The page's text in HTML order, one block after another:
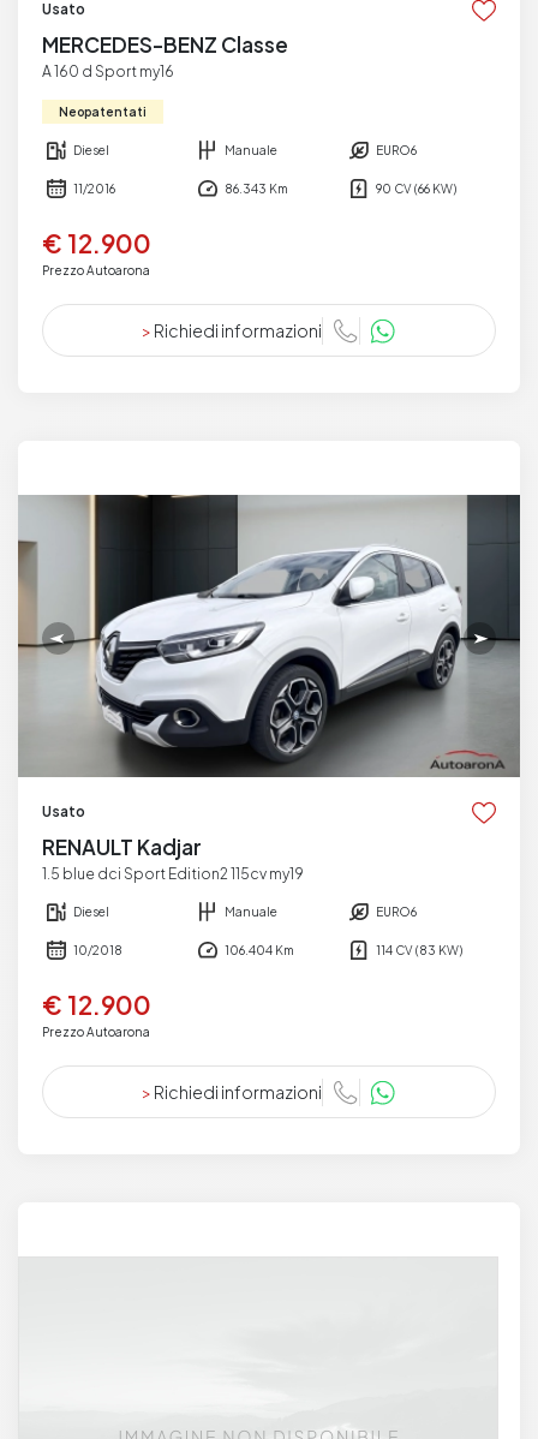
Usato
MERCEDES-BENZ Classe
A 160 d Sport my16
Neopatentati
Diesel Manuale EURO6
11/2016 86.343 Km 90 CV (66 KW)
€ 12.900
Prezzo Autoarona
> Richiedi informazioni
Usato
RENAULT Kadjar
1.5 blue dci Sport Edition2 115cv my19
Diesel Manuale EURO6
10/2018 106.404 Km 114 CV (83 KW)
€ 12.900
Prezzo Autoarona
> Richiedi informazioni